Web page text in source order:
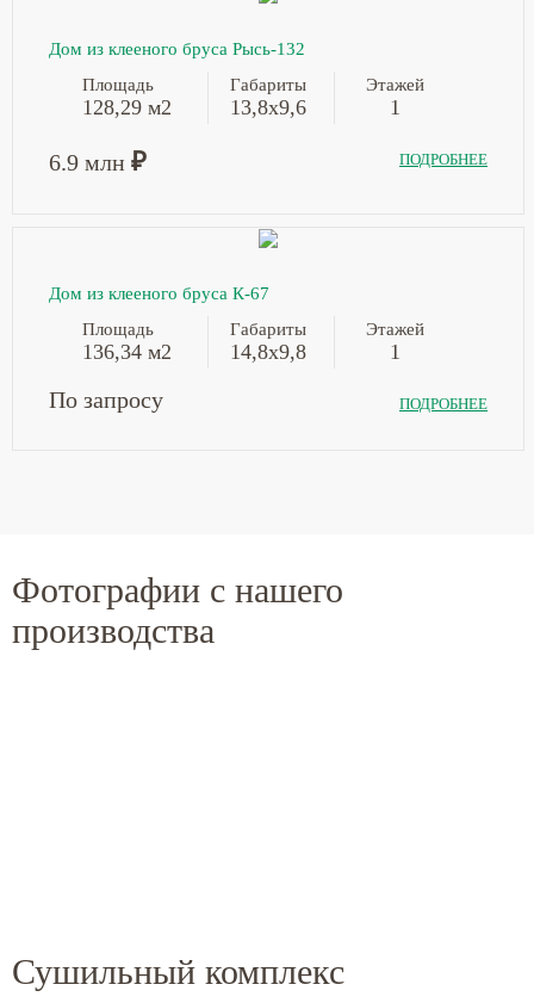
Дом из клееного бруса Рысь-132
Площадь
128,29 м2
Габариты
13,8х9,6
Этажей
1
6.9 млн ₽ ПОДРОБНЕЕ
Дом из клееного бруса К-67
Площадь
136,34 м2
Габариты
14,8х9,8
Этажей
1
По запросу ПОДРОБНЕЕ
Фотографии с нашего
производства
Сушильный комплекс